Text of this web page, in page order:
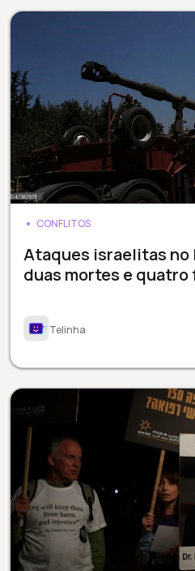
CONFLITOS
Ataques israelitas no
duas mortes e
Telinha